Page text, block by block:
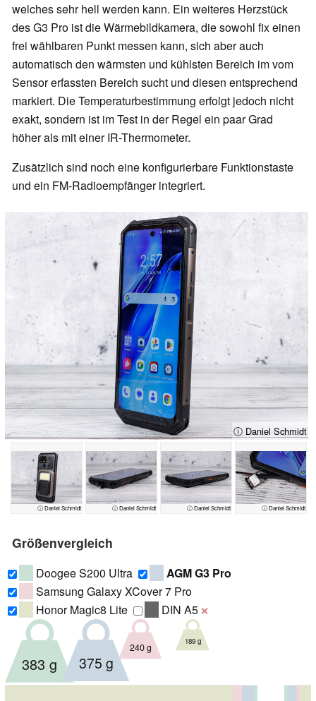
welches sehr hell werden kann. Ein weiteres Herzstück
des G3 Pro ist die Wärmebildkamera, die sowohl fix einen
frei wählbaren Punkt messen kann, sich aber auch
automatisch den wärmsten und kühlsten Bereich im vom
Sensor erfassten Bereich sucht und diesen entsprechend
markiert. Die Temperaturbestimmung erfolgt jedoch nicht
exakt, sondern ist im Test in der Regel ein paar Grad
höher als mit einer IR-Thermometer.
Zusätzlich sind noch eine konfigurierbare Funktionstaste
und ein FM-Radioempfänger integriert.
ⓘ Daniel Schmidt
ⓘ Daniel Schmidt ⓘ Daniel Schmidt ⓘ Daniel Schmidt ⓘ Daniel Schmidt
Größenvergleich
Doogee S200 Ultra
AGM G3 Pro
Samsung Galaxy XCover 7 Pro
Honor Magic8 Lite
DIN A5 ❌
383 g 375 g
240 g 189 g